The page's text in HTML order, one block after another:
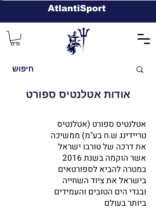
AtlantiSport
אודות אטלנטיס ספורט
אטלנטיס ספורט (אטלנטיס
טריידינג ש.ח בע"מ) ממשיכה
את דרכה של טורבו ישראל
אשר הוקמה בשנת 2016
במטרה להביא לספורטאים
בישראל את ציוד השחייה
ובגדי הים הטובים והעמידים
ביותר בעולם